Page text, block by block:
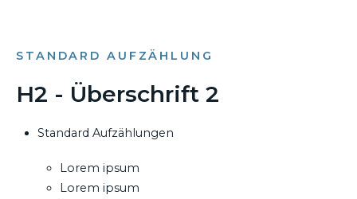
STANDARD AUFZÄHLUNG
H2 - Überschrift 2
Standard Aufzählungen
Lorem ipsum
Lorem ipsum